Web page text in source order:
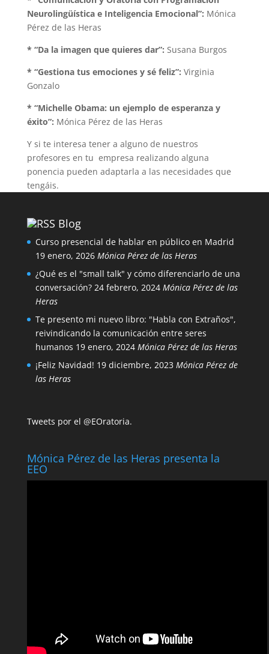
Neurolingüística e Inteligencia Emocional”: Mónica
Pérez de las Heras
* “Da la imagen que quieres dar”: Susana Burgos
* “Gestiona tus emociones y sé feliz”: Virginia
Gonzalo
* “Michelle Obama: un ejemplo de esperanza y
éxito”: Mónica Pérez de las Heras
Y si te interesa tener a alguno de nuestros
profesores en tu empresa realizando alguna
ponencia pueden adaptarla a las necesidades que
tengáis.
Blog
Curso presencial de hablar en público en Madrid
19 enero, 2026 Mónica Pérez de las Heras
¿Qué es el "small talk" y cómo diferenciarlo de una
conversación? 24 febrero, 2024 Mónica Pérez de las
Heras
Te presento mi nuevo libro: "Habla con Extraños",
reivindicando la comunicación entre seres
humanos 19 enero, 2024 Mónica Pérez de las Heras
¡Feliz Navidad! 19 diciembre, 2023 Mónica Pérez de
las Heras
Tweets por el @EOratoria.
Mónica Pérez de las Heras presenta la
EEO